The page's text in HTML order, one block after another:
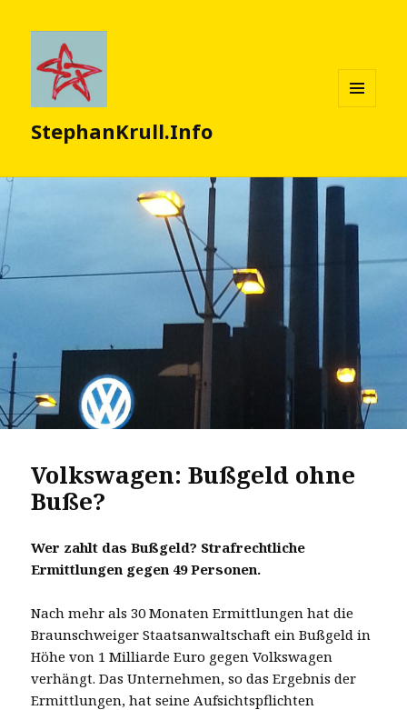
StephanKrull.Info
Volkswagen: Bußgeld ohne
Buße?
Wer zahlt das Bußgeld? Strafrechtliche
Ermittlungen gegen 49 Personen.
Nach mehr als 30 Monaten Ermittlungen hat die
Braunschweiger Staatsanwaltschaft ein Bußgeld in
Höhe von 1 Milliarde Euro gegen Volkswagen
verhängt. Das Unternehmen, so das Ergebnis der
Ermittlungen, hat seine Aufsichtspflichten